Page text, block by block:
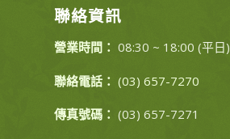
聯絡資訊
營業時間： 08:30 ~ 18:00 (平日)
聯絡電話： (03) 657-7270
傳真號碼： (03) 657-7271